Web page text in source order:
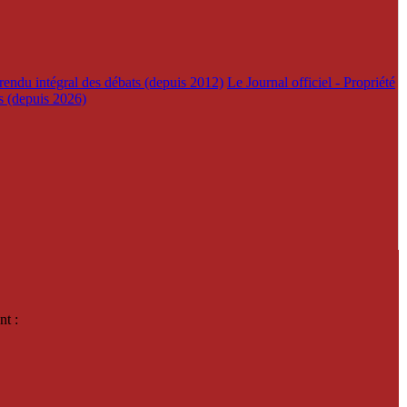
intégral des débats (depuis 2012) Le Journal officiel - Propriété
(depuis 2026)
: